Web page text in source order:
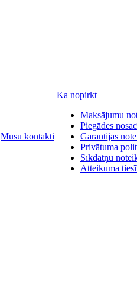
Mūsu kontakti
Ka nopirkt
Maksājumu
Piegādes
Garantijas
Privātuma
Sīkdatņu
Atteikuma